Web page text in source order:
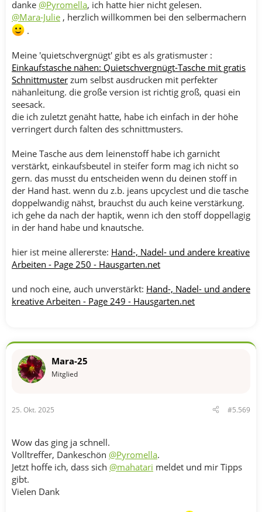
danke @Pyromella, ich hatte hier nicht gelesen.
@Mara-Julie , herzlich willkommen bei den selbermachern
.
Meine 'quietschvergnügt' gibt es als gratismuster :
Einkaufstasche nähen: Quietschvergnügt-Tasche mit gratis
Schnittmuster zum selbst ausdrucken mit perfekter
nähanleitung. die große version ist richtig groß, quasi ein
seesack.
die ich zuletzt genäht hatte, habe ich einfach in der höhe
verringert durch falten des schnittmusters.
Meine Tasche aus dem leinenstoff habe ich garnicht
verstärkt, einkaufsbeutel in steifer form mag ich nicht so
gern. das musst du entscheiden wenn du deinen stoff in
der Hand hast. wenn du z.b. jeans upcyclest und die tasche
doppelwandig nähst, brauchst du auch keine verstärkung.
ich gehe da nach der haptik, wenn ich den stoff doppellagig
in der hand habe und knautsche.
hier ist meine allererste: Hand-, Nadel- und andere kreative
Arbeiten - Page 250 - Hausgarten.net
und noch eine, auch unverstärkt: Hand-, Nadel- und andere
kreative Arbeiten - Page 249 - Hausgarten.net
Mara-25
Mitglied
25. Okt. 2025 #5.569
Wow das ging ja schnell.
Volltreffer, Dankeschön @Pyromella.
Jetzt hoffe ich, dass sich @mahatari meldet und mir Tipps
gibt.
Vielen Dank